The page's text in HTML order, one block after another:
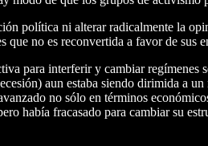
política ni alterar radicalmente la
no es reconvertida a favor de sus
para interferir y cambiar
aun estaba siendo dirimida a
no sólo en términos
había fracasado para cambiar su